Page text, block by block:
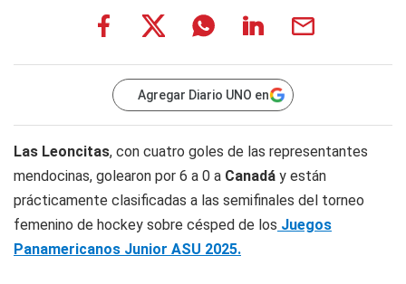
Agregar Diario UNO en
Las Leoncitas, con cuatro goles de las representantes
mendocinas, golearon por 6 a 0 a Canadá y están
prácticamente clasificadas a las semifinales del torneo
femenino de hockey sobre césped de los Juegos
Panamericanos Junior ASU 2025.